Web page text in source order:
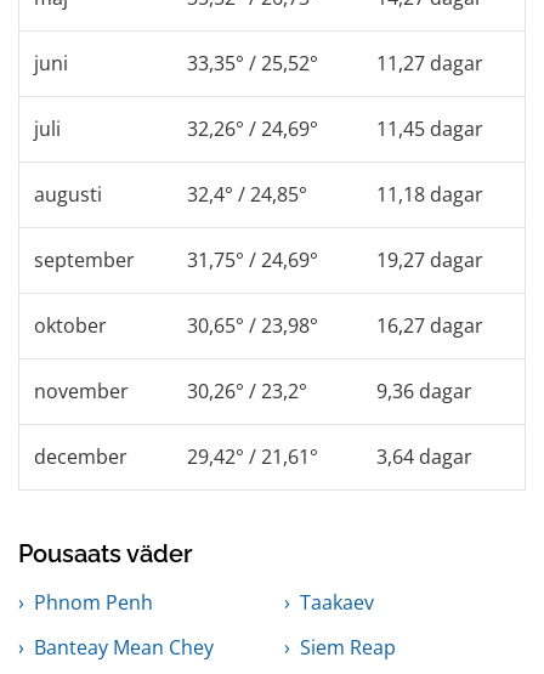
juni 33,35° / 25,52° 11,27 dagar
juli 32,26° / 24,69° 11,45 dagar
augusti 32,4° / 24,85° 11,18 dagar
september 31,75° / 24,69° 19,27 dagar
oktober 30,65° / 23,98° 16,27 dagar
november 30,26° / 23,2° 9,36 dagar
december 29,42° / 21,61° 3,64 dagar
Pousaats väder
Phnom Penh
Taakaev
Banteay Mean Chey
Siem Reap